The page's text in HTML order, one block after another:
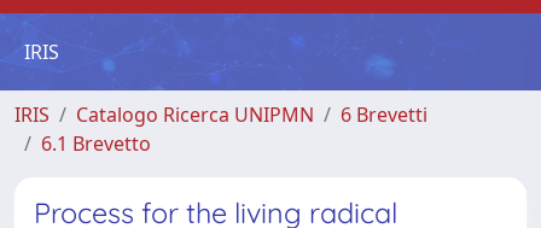
IRIS
IRIS Catalogo Ricerca UNIPMN
6 Brevetti
6.1 Brevetto
Process for the living radical